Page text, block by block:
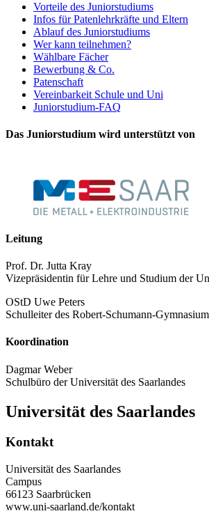
Vorteile des Juniorstudiums
Infos für Patenlehrkräfte und Eltern
Ablauf des Juniorstudiums
Wer kann teilnehmen?
Wählbare Fächer
Bewerbung & Co.
Patenschaft
Vereinbarkeit Schule und Uni
Juniorstudium-FAQ
Das Juniorstudium wird unterstützt von
Leitung
Prof. Dr. Jutta Kray
Vizepräsidentin für Lehre und Studium der
OStD Uwe Peters
Schulleiter des Robert-Schumann-
Koordination
Dagmar Weber
Schulbüro der Universität des Saarlandes
Universität des Saarlandes
Kontakt
Universität des Saarlandes
Campus
66123 Saarbrücken
www.uni-saarland.de/kontakt